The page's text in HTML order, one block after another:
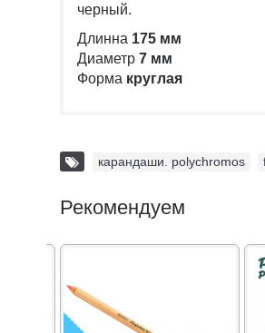
черный.
Длинна 175 мм
Диаметр 7 мм
Форма круглая
карандаши. polychromos
Рекомендуем